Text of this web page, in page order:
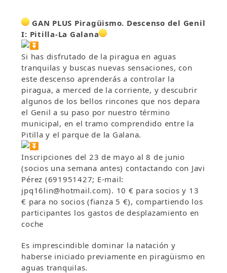
GAN PLUS Piragüismo. Descenso del Genil
I: Pitilla-La Galana
Si has disfrutado de la piragua en aguas
tranquilas y buscas nuevas sensaciones, con
este descenso aprenderás a controlar la
piragua, a merced de la corriente, y descubrir
algunos de los bellos rincones que nos depara
el Genil a su paso por nuestro término
municipal, en el tramo comprendido entre la
Pitilla y el parque de la Galana.
Inscripciones del 23 de mayo al 8 de junio
(socios una semana antes) contactando con Javi
Pérez (691951427; E-mail:
jpq16lin@hotmail.com). 10 € para socios y 13
€ para no socios (fianza 5 €), compartiendo los
participantes los gastos de desplazamiento en
coche
Es imprescindible dominar la natación y
haberse iniciado previamente en piragüismo en
aguas tranquilas.